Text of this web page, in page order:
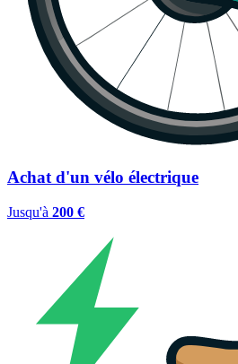
Achat d'un vélo électrique
Jusqu'à 200 €